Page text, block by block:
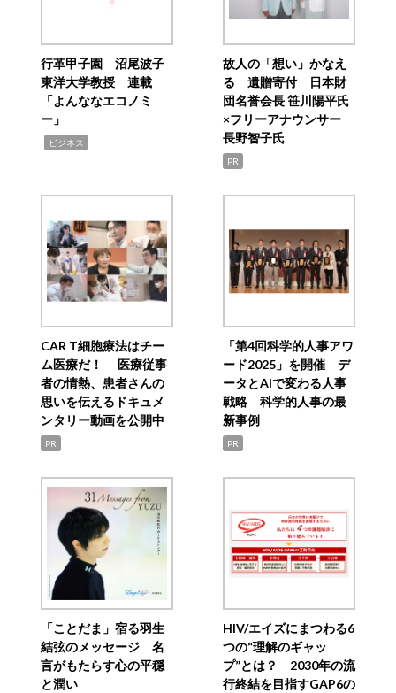
行革甲子園 沼尾波子
東洋大学教授 連載
「よんななエコノミ
ー」
ビジネス
故人の「想い」かなえ
る 遺贈寄付 日本財
団名誉会長 笹川陽平氏
×フリーアナウンサー
長野智子氏
PR
CAR T細胞療法はチー
ム医療だ！ 医療従事
者の情熱、患者さんの
思いを伝えるドキュメ
ンタリー動画を公開中
PR
「第4回科学的人事アワ
ード2025」を開催 デ
ータとAIで変わる人事
戦略 科学的人事の最
新事例
PR
「ことだま」宿る羽生
結弦のメッセージ 名
言がもたらす心の平穏
と潤い
HIV/エイズにまつわる6
つの“理解のギャッ
プ”とは？ 2030年の流
行終結を目指すGAP6の